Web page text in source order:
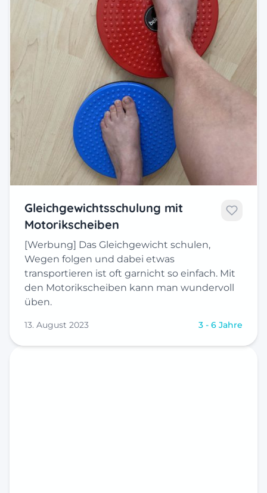
Gleichgewichtsschulung mit
Motorikscheiben
[Werbung] Das Gleichgewicht schulen,
Wegen folgen und dabei etwas
transportieren ist oft garnicht so einfach. Mit
den Motorikscheiben kann man wundervoll
üben.
13. August 2023 3 - 6 Jahre